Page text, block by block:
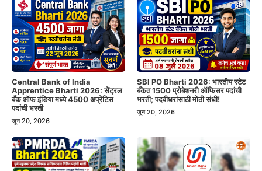
Central Bank of India
Apprentice Bharti 2026: सेंट्रल
बँक ऑफ इंडिया मध्ये 4500 अप्रेंटिस
पदांची भरती
जून 20, 2026
SBI PO Bharti 2026: भारतीय स्टेट
बँकेत 1500 प्रोबेशनरी ऑफिसर पदांची
भरती; पदवीधरांसाठी मोठी संधी!
जून 20, 2026